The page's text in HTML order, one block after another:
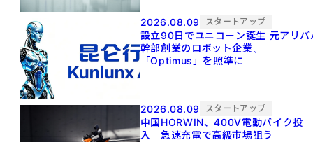
2026.08.09 スタートアップ
設立90日でユニコーン誕生 元アリババ
幹部創業のロボット企業、
「Optimus」を照準に
2026.08.09 スタートアップ
中国HORWIN、400V電動バイク投
入 急速充電で高級市場狙う